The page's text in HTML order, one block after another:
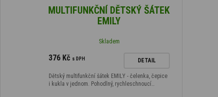
MULTIFUNKČNÍ DĚTSKÝ ŠÁTEK
EMILY
Skladem
376 Kč s DPH DETAIL
Dětský multifunkční šátek EMILY - čelenka, čepice
i kukla v jednom. Pohodlný, rychleschnoucí…